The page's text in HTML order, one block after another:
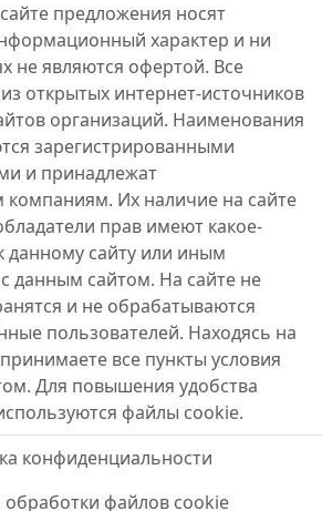
предложения носят
характер и ни
не являются офертой. Все
открытых интернет-источников
организаций. Наименования
зарегистрированными
и принадлежат
Их наличие на сайте
прав имеют какое-
данному сайту или иным
данным сайтом. На сайте не
и не обрабатываются
пользователей. Находясь на
все пункты условия
Для повышения удобства
файлы cookie.
конфиденциальности
обработки файлов cookie